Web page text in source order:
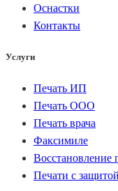
Оснастки
Контакты
Услуги
Печать ИП
Печать ООО
Печать врача
Факсимиле
Восстановление
Печати с защитой